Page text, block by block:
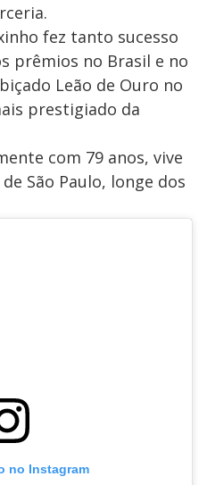
fez tanto sucesso
prêmios no Brasil e no
Leão de Ouro no
prestigiado da
com 79 anos, vive
São Paulo, longe dos
no Instagram